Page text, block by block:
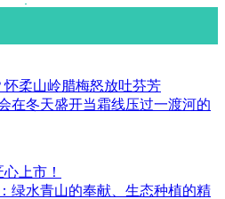
柔山岭腊梅怒放吐芬芳
在冬天盛开当霜线压过一渡河的
上市！
绿水青山的奉献、生态种植的精